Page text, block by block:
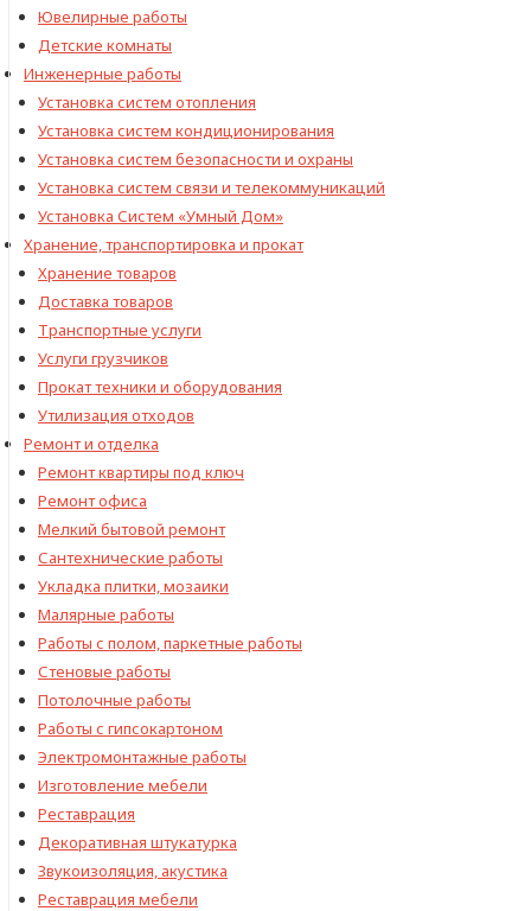
Ювелирные работы
Детские комнаты
Инженерные работы
Установка систем отопления
Установка систем кондиционирования
Установка систем безопасности и охраны
Установка систем связи и телекоммуникаций
Установка Систем «Умный Дом»
Хранение, транспортировка и прокат
Хранение товаров
Доставка товаров
Транспортные услуги
Услуги грузчиков
Прокат техники и оборудования
Утилизация отходов
Ремонт и отделка
Ремонт квартиры под ключ
Ремонт офиса
Мелкий бытовой ремонт
Сантехнические работы
Укладка плитки, мозаики
Малярные работы
Работы с полом, паркетные работы
Стеновые работы
Потолочные работы
Работы с гипсокартоном
Электромонтажные работы
Изготовление мебели
Реставрация
Декоративная штукатурка
Звукоизоляция, акустика
Реставрация мебели